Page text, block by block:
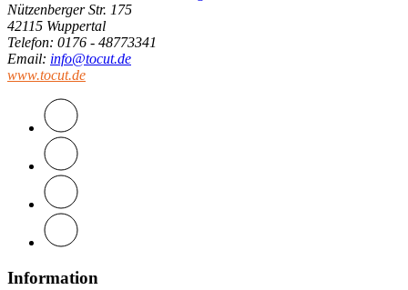
Nützenberger Str. 175
42115 Wuppertal
Telefon: 0176 - 48773341
Email: info@tocut.de
www.tocut.de
Information